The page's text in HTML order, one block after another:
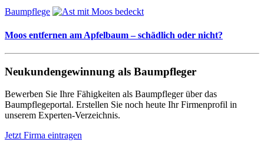
Baumpflege
Moos entfernen am Apfelbaum – schädlich oder nicht?
Neukundengewinnung als Baumpfleger
Bewerben Sie Ihre Fähigkeiten als Baumpfleger über das
Baumpflegeportal. Erstellen Sie noch heute Ihr Firmenprofil in
unserem Experten-Verzeichnis.
Jetzt Firma eintragen